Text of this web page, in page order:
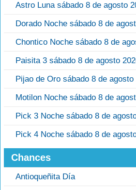
Astro Luna sábado 8 de agosto
Dorado Noche sábado 8 de
Chontico Noche sábado 8 de
Paisita 3 sábado 8 de agosto
Pijao de Oro sábado 8 de agosto
Motilon Noche sábado 8 de
Pick 3 Noche sábado 8 de
Pick 4 Noche sábado 8 de
Chances
Antioqueñita Día